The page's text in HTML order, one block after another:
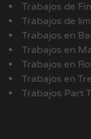
Trabajos de
Trabajos de
Trabajos en
Trabajos en
Trabajos en
Trabajos en
Trabajos Part